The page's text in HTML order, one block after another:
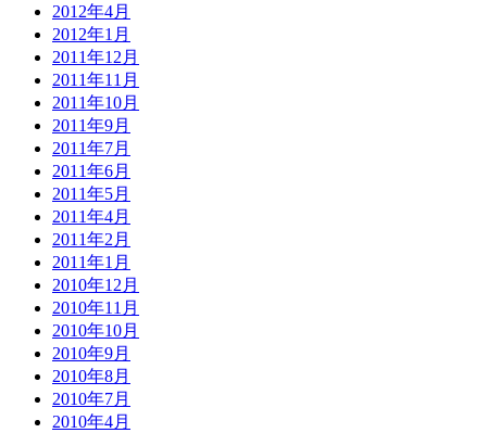
2012年4月
2012年1月
2011年12月
2011年11月
2011年10月
2011年9月
2011年7月
2011年6月
2011年5月
2011年4月
2011年2月
2011年1月
2010年12月
2010年11月
2010年10月
2010年9月
2010年8月
2010年7月
2010年4月